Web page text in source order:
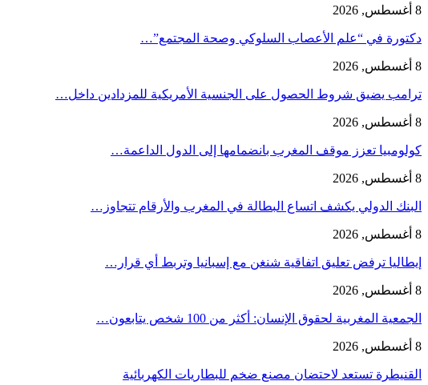
8 أغسطس, 2026
دكتورة في “علم الأعصاب السلوكي وصحة المجتمع”…
8 أغسطس, 2026
ترامب يضيق شروط الحصول على الجنسية الأمريكية للمزدادين داخل…
8 أغسطس, 2026
كولومبيا تعزز موقف المغرب بانضمامها إلى الدول الداعمة…
8 أغسطس, 2026
البنك الدولي يكشف اتساع البطالة في المغرب والأرقام تتجاوز…
8 أغسطس, 2026
إيطاليا ترفض تعليق اتفاقية شنغن مع إسبانيا وتربط أي قرار…
8 أغسطس, 2026
الجمعية المغربية لحقوق الإنسان: أكثر من 100 شخص يتابعون…
8 أغسطس, 2026
القنيطرة تستعد لاحتضان مصنع ضخم للبطاريات الكهربائية